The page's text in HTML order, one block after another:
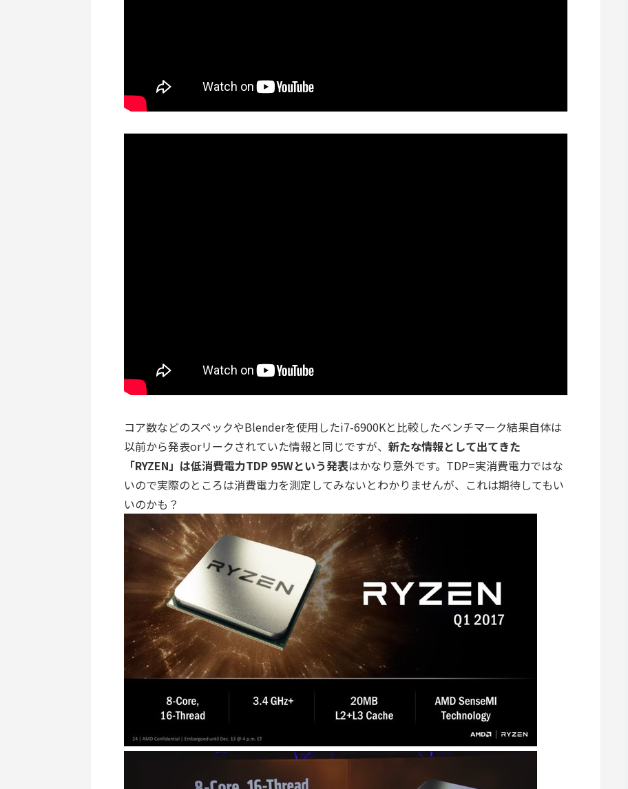
コア数などのスペックやBlenderを使用したi7-6900Kと比較したベンチマーク結果自体は
以前から発表orリークされていた情報と同じですが、 新たな情報として出てきた
「RYZEN」は低消費電力TDP 95Wという発表はかなり意外です。TDP=実消費電力ではな
いので実際のところは消費電力を測定してみないとわかりませんが、これは期待してもい
いのかも？